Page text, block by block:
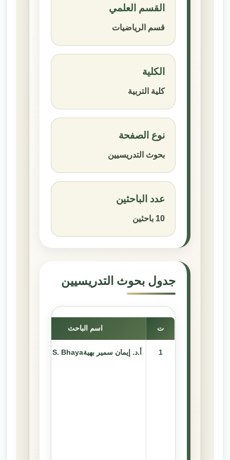
القسم العلمي
قسم الرياضيات
الكلية
كلية التربية
نوع الصفحة
بحوث التدريسيين
عدد الباحثين
10 باحثين
جدول بحوث التدريسيين
ت اسم الباحث
1 أ.د. إيمان سمير بهيةEman S. Bhaya